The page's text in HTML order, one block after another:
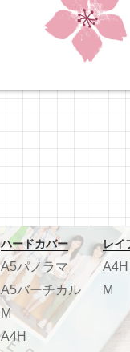
ハードカバー
A5パノラマ
A5バーチカル
M
A4H
レイ
A4H
M